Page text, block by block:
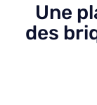
Une
des